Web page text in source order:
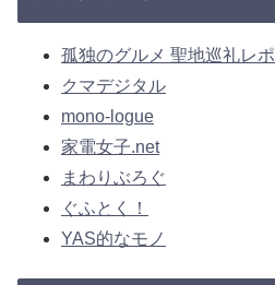
孤独のグルメ 聖地巡礼レ
クマデジタル
mono-logue
家電女子.net
まわりぶろぐ
ぐふとく！
YAS的なモノ